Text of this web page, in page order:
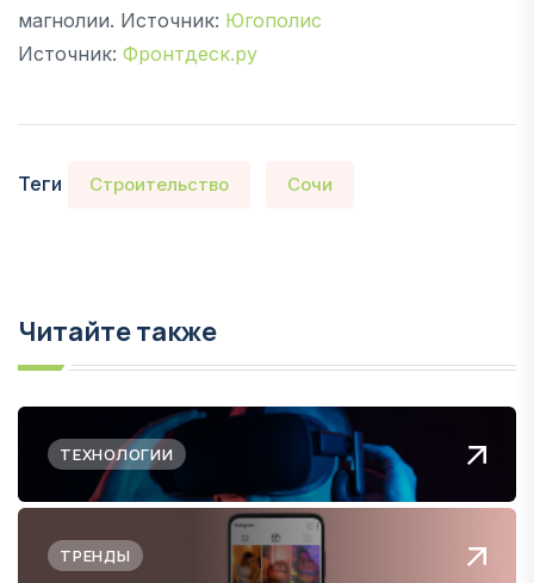
магнолии. Источник: Югополис
Источник: Фронтдеск.ру
Теги Строительство Сочи
Читайте также
ТЕХНОЛОГИИ
ТРЕНДЫ